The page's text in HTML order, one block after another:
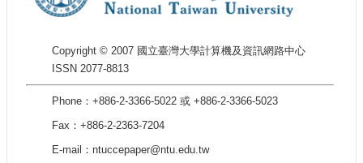
Copyright © 2007 國立臺灣大學計算機及資訊網路中心
ISSN 2077-8813
Phone：+886-2-3366-5022 或 +886-2-3366-5023
Fax：+886-2-2363-7204
E-mail：ntuccepaper@ntu.edu.tw